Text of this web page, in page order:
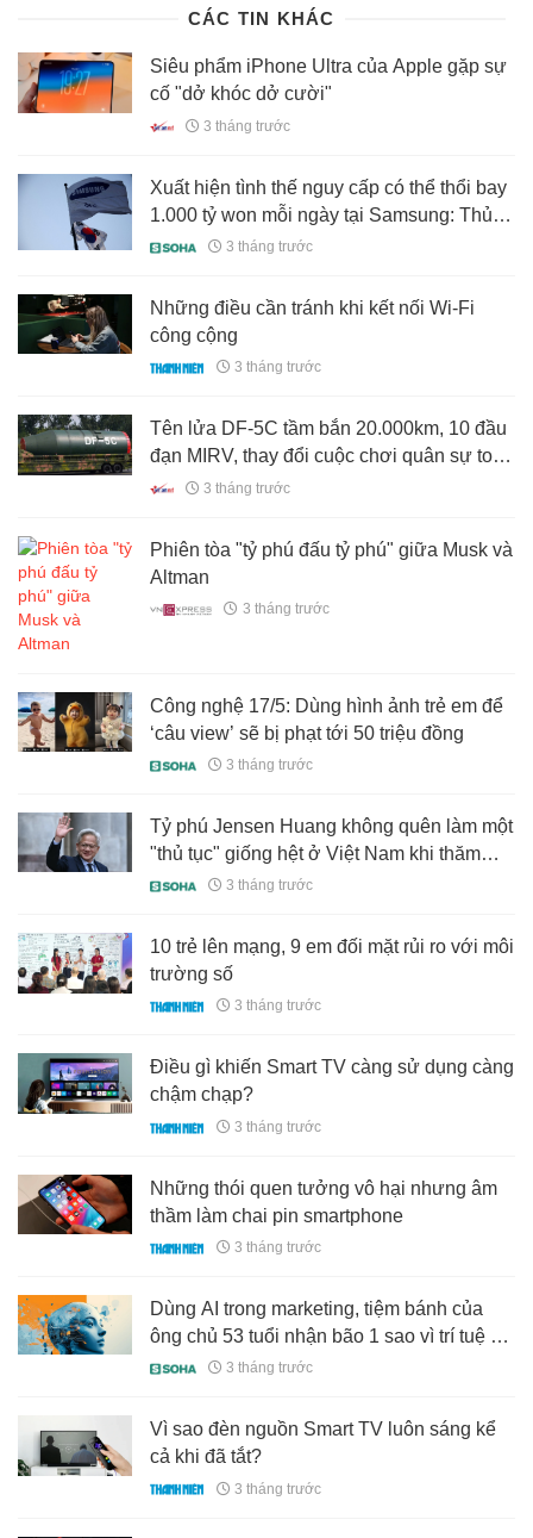
CÁC TIN KHÁC
Siêu phẩm iPhone Ultra của Apple gặp sự
cố "dở khóc dở cười"
3 tháng trước
Xuất hiện tình thế nguy cấp có thể thổi bay
1.000 tỷ won mỗi ngày tại Samsung: Thủ
tướng Hàn Quốc họp khẩn cùng loạt bộ
3 tháng trước
Những điều cần tránh khi kết nối Wi-Fi
công cộng
3 tháng trước
Tên lửa DF-5C tầm bắn 20.000km, 10 đầu
đạn MIRV, thay đổi cuộc chơi quân sự toàn
cầu
3 tháng trước
Phiên tòa "tỷ phú đấu tỷ phú" giữa Musk và
Altman
3 tháng trước
Công nghệ 17/5: Dùng hình ảnh trẻ em để
‘câu view’ sẽ bị phạt tới 50 triệu đồng
3 tháng trước
Tỷ phú Jensen Huang không quên làm một
"thủ tục" giống hệt ở Việt Nam khi thăm
Trung Quốc cùng ông Trump
3 tháng trước
10 trẻ lên mạng, 9 em đối mặt rủi ro với môi
trường số
3 tháng trước
Điều gì khiến Smart TV càng sử dụng càng
chậm chạp?
3 tháng trước
Những thói quen tưởng vô hại nhưng âm
thầm làm chai pin smartphone
3 tháng trước
Dùng AI trong marketing, tiệm bánh của
ông chủ 53 tuổi nhận bão 1 sao vì trí tuệ ảo
quá…”thông minh”
3 tháng trước
Vì sao đèn nguồn Smart TV luôn sáng kể
cả khi đã tắt?
3 tháng trước